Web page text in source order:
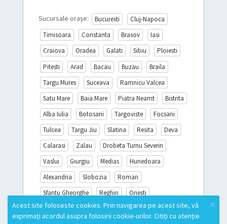
Sucursale orașe: Bucuresti
Cluj-Napoca
Timisoara
Constanta Brasov
Iasi
Craiova
Oradea Galati Sibiu
Ploiesti
Pitesti
Arad Bacau Buzau
Braila
Targu Mures
Suceava
Ramnicu Valcea
Satu Mare
Baia Mare Piatra Neamt
Bistrita
Alba Iulia
Botosani Targoviste
Focsani
Tulcea
Targu Jiu Slatina Resita
Deva
Calarasi
Zalau
Drobeta Turnu Severin
Vaslui
Giurgiu Medias
Hunedoara
Alexandria
Slobozia
Roman
Sfantu Gheorghe
Reghin
Onesti
Sighisoara
Miercurea Ciuc
Turda
×
Acest site foloseste cookies. Prin navigarea pe acest site, vă
exprimați acordul asupra folosirii cookie-urilor. Citiți cu atenție